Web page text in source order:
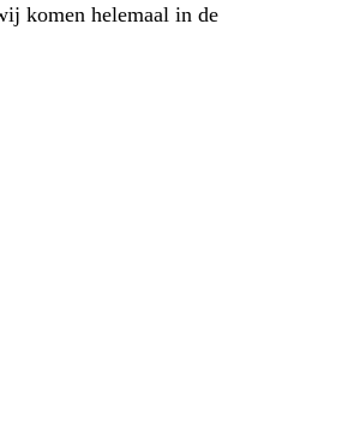
komen helemaal in de